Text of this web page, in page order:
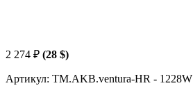
2 274 ₽ (28 $)
Артикул: TM.AKB.ventura-HR - 1228W